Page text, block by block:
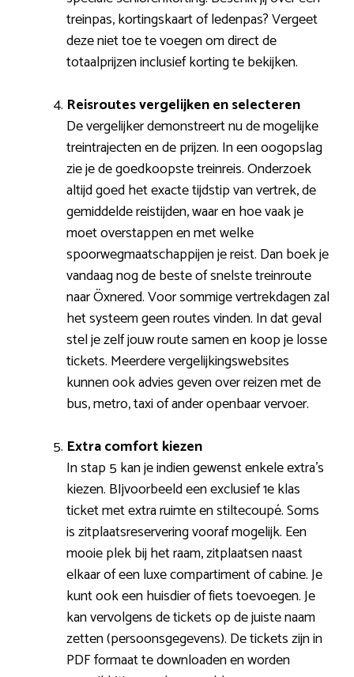
treinpas, kortingskaart of ledenpas? Vergeet
deze niet toe te voegen om direct de
totaalprijzen inclusief korting te bekijken.
Reisroutes vergelijken en selecteren
De vergelijker demonstreert nu de mogelijke
treintrajecten en de prijzen. In een oogopslag
zie je de goedkoopste treinreis. Onderzoek
altijd goed het exacte tijdstip van vertrek, de
gemiddelde reistijden, waar en hoe vaak je
moet overstappen en met welke
spoorwegmaatschappijen je reist. Dan boek je
vandaag nog de beste of snelste treinroute
naar Öxnered. Voor sommige vertrekdagen zal
het systeem geen routes vinden. In dat geval
stel je zelf jouw route samen en koop je losse
tickets. Meerdere vergelijkingswebsites
kunnen ook advies geven over reizen met de
bus, metro, taxi of ander openbaar vervoer.
Extra comfort kiezen
In stap 5 kan je indien gewenst enkele extra’s
kiezen. BIjvoorbeeld een exclusief 1e klas
ticket met extra ruimte en stiltecoupé. Soms
is zitplaatsreservering vooraf mogelijk. Een
mooie plek bij het raam, zitplaatsen naast
elkaar of een luxe compartiment of cabine. Je
kunt ook een huisdier of fiets toevoegen. Je
kan vervolgens de tickets op de juiste naam
zetten (persoonsgegevens). De tickets zijn in
PDF formaat te downloaden en worden